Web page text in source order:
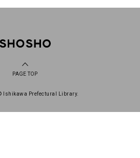
PAGE TOP
Ishikawa Prefectural Library.